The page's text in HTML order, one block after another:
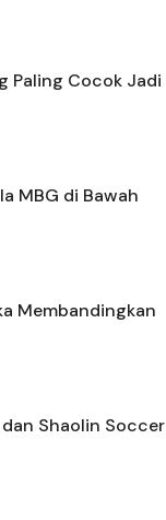
Paling Cocok Jadi
MBG di Bawah
Membandingkan
Shaolin Soccer